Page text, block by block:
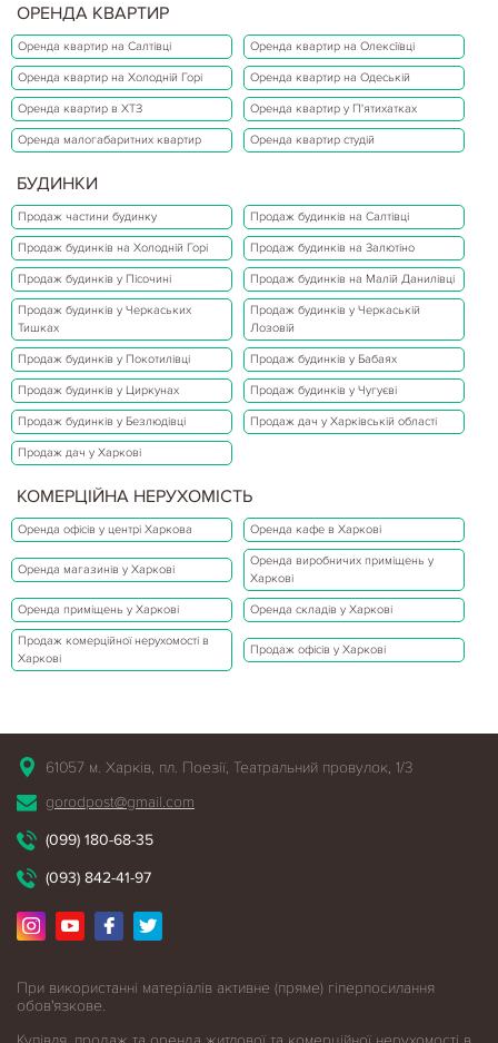
ОРЕНДА КВАРТИР
Оренда квартир на Салтівці Оренда квартир на Олексіївці
Оренда квартир на Холодній Горі Оренда квартир на Одеській
Оренда квартир в ХТЗ Оренда квартир у П'ятихатках
Оренда малогабаритних квартир Оренда квартир студій
БУДИНКИ
Продаж частини будинку Продаж будинків на Салтівці
Продаж будинків на Холодній Горі Продаж будинків на Залютіно
Продаж будинків у Пісочині Продаж будинків на Малій Данилівці
Продаж будинків у Черкаських
Тишках
Продаж будинків у Черкаській
Лозовій
Продаж будинків у Покотилівці Продаж будинків у Бабаях
Продаж будинків у Циркунах Продаж будинків у Чугуєві
Продаж будинків у Безлюдівці Продаж дач у Харківській області
Продаж дач у Харкові
КОМЕРЦІЙНА НЕРУХОМІСТЬ
Оренда офісів у центрі Харкова Оренда кафе в Харкові
Оренда магазинів у Харкові
Оренда виробничих приміщень у
Харкові
Оренда приміщень у Харкові Оренда складів у Харкові
Продаж комерційної нерухомості в
Харкові
Продаж офісів у Харкові
61057 м. Харків, пл. Поезії, Театральний провулок, 1/3
gorodpost@gmail.com
(099) 180-68-35
(093) 842-41-97
При використанні матеріалів активне (пряме) гіперпосилання
обов'язкове.